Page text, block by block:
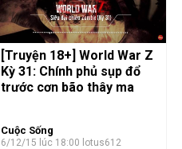
[Truyện 18+] World War Z
Kỳ 31: Chính phủ sụp đổ
trước cơn bão thây ma
Cuộc Sống
6/12/15 lúc 18:00 lotus612